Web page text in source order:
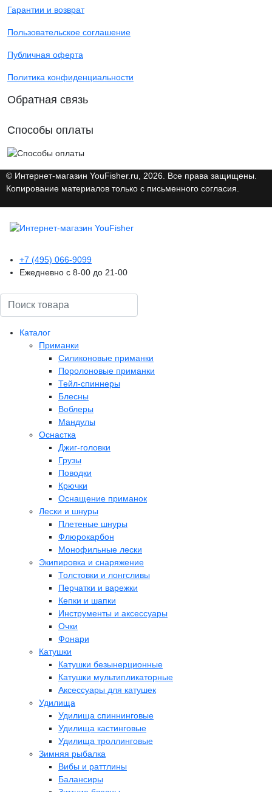
Гарантии и возврат
Пользовательское соглашение
Публичная оферта
Политика конфиденциальности
Обратная связь
Способы оплаты
© Интернет-магазин YouFisher.ru, 2026. Все права защищены.
Копирование материалов только с письменного согласия.
+7 (495) 066-9099
Ежедневно с 8-00 до 21-00
Поиск
Каталог
Приманки
Силиконовые приманки
Поролоновые приманки
Тейл-спиннеры
Блесны
Воблеры
Мандулы
Оснастка
Джиг-головки
Грузы
Поводки
Крючки
Оснащение приманок
Лески и шнуры
Плетеные шнуры
Флюрокарбон
Монофильные лески
Экипировка и снаряжение
Толстовки и лонгсливы
Перчатки и варежки
Кепки и шапки
Инструменты и аксессуары
Очки
Фонари
Катушки
Катушки безынерционные
Катушки мультипликаторные
Аксессуары для катушек
Удилища
Удилища спиннинговые
Удилища кастинговые
Удилища троллинговые
Зимняя рыбалка
Вибы и раттлины
Балансиры